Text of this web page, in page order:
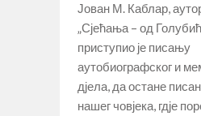
Јован М. Каблар,
„Сјећања – од
приступио је писању
аутобиографског и
дјела, да остане
нашег човјека, гдје